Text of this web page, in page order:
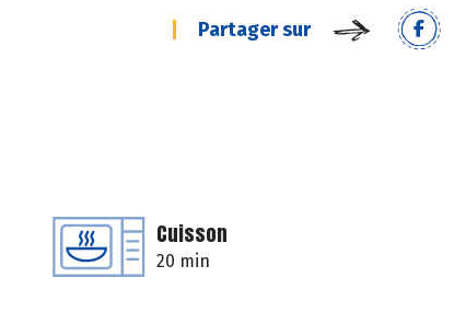
Partager sur
Cuisson
20 min